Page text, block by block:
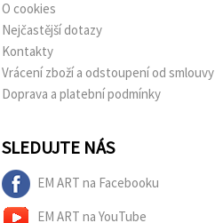
O cookies
Nejčastější dotazy
Kontakty
Vrácení zboží a odstoupení od smlouvy
Doprava a platební podmínky
SLEDUJTE NÁS
EM ART na Facebooku
EM ART na YouTube